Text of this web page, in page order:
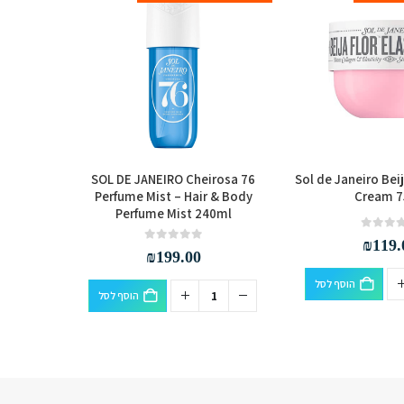
Sol de Janeiro
Cream
₪
הוסף לסל
SOL DE JANEIRO Cheirosa 76
Perfume Mist – Hair & Body
Perfume Mist 240ml
₪199.00
הוסף לסל